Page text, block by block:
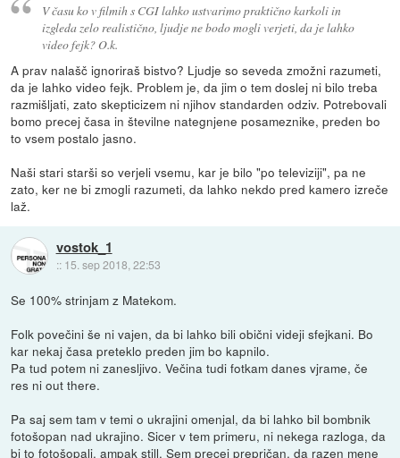
V času ko v filmih s CGI lahko ustvarimo praktično karkoli in
izgleda zelo realistično, ljudje ne bodo mogli verjeti, da je lahko
video fejk? O.k.
A prav nalašč ignoriraš bistvo? Ljudje so seveda zmožni razumeti,
da je lahko video fejk. Problem je, da jim o tem doslej ni bilo treba
razmišljati, zato skepticizem ni njihov standarden odziv. Potrebovali
bomo precej časa in številne nategnjene posameznike, preden bo
to vsem postalo jasno.
Naši stari starši so verjeli vsemu, kar je bilo "po televiziji", pa ne
zato, ker ne bi zmogli razumeti, da lahko nekdo pred kamero izreče
laž.
vostok_1
:: 15. sep 2018, 22:53
Se 100% strinjam z Matekom.
Folk povečini še ni vajen, da bi lahko bili obični videji sfejkani. Bo
kar nekaj časa preteklo preden jim bo kapnilo.
Pa tud potem ni zanesljivo. Večina tudi fotkam danes vjrame, če
res ni out there.
Pa saj sem tam v temi o ukrajini omenjal, da bi lahko bil bombnik
fotošopan nad ukrajino. Sicer v tem primeru, ni nekega razloga, da
bi to fotošopali, ampak still. Sem precej prepričan, da razen mene